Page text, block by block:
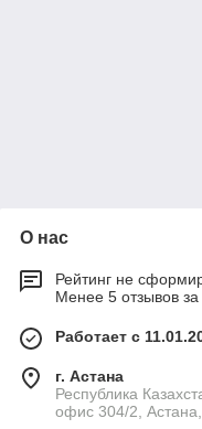
О нас
Рейтинг не
Менее 5 отзывов
Работает с
г. Астана
Республика
офис 304/2, Астана,